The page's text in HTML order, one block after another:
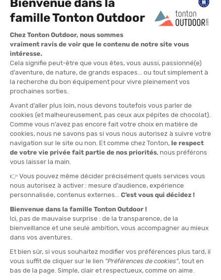
lui un test sul campo in terreno tecnico, con l'opportunità di
confermare il suo status di outsider temibile. Dopo il ritiro alla
Western States di giugno scorso, non c'è dubbio che l'americano
avrà a cuore la rivincita.
Hayden Hawks
Corridore offensivo per eccellenza,Hayden Hawksnon teme di
prendere il comando fin dai primi chilometri. Terzo alla Western
States 100 nel 2024, possiede un'eccellente velocità di base e
una forte resistenza muscolare. Se riuscirà a gestire meglio le
transizioni tra tratti veloci e parti tecniche, potrebbe fare un
colpo importante quest'anno. Abituato a performare su percorsi
rapidi, ha orientato la preparazione 2025 su un maggior lavoro in
montagna per adattarsi al profilo esigente dell'UTMB.
Germain Grangier
Specialista delle gare alpine,
regolarità e la sua facilità su terreno tecnico. Autore di belle
performance nel circuito UTMB World Series, beneficia di grande
esperienza su profili simili a quello del Mont-Blanc. Nel 2024 ha
resistenza. Il francese avrà anche il vantaggio del sostegno del
pubblico lungo tutto il percorso, un valore mentale non
trascurabile.
Ludovic Pommeret
Dopo la splendida vittoria alla Hardrock 100,Ludo Pommeretsi
lancia in un azzardo nell'anno del suo 50° compleanno. Il
corridore del Team Hoka si propone di conquistare l'UTMB e poi la